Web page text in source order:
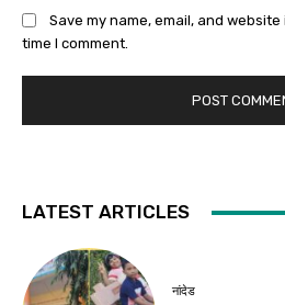
Save my name, email, and
time I comment.
LATEST ARTICLES
नांदेड